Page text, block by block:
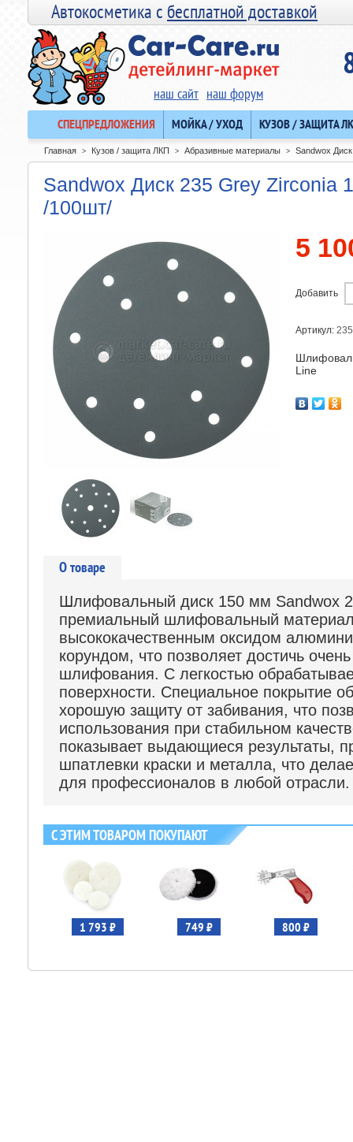
Автокосметика сбесплатной доставкой
наш сайт наш форум
СПЕЦПРЕДЛОЖЕНИЯ МОЙКА / УХОД КУЗОВ / ЗАЩИТА
Главная > Кузов / защита ЛКП > Абразивные материалы > Sandwox
Sandwox Диск 235 Grey Zirconia
/100шт/
5
Добавить
Артикул:
Line
О товаре
Шлифовальный диск 150 мм Sandwox
премиальный шлифовальный
высококачественным оксидом
корундом, что позволяет достичь
шлифования. С легкостью
поверхности. Специальное покрытие
хорошую защиту от забивания, что
использования при стабильном
показывает выдающиеся результаты,
шпатлевки краски и металла, что
для профессионалов в любой отрасли.
С ЭТИМ ТОВАРОМ ПОКУПАЮТ
1 793 ₽ 749 ₽ 800 ₽